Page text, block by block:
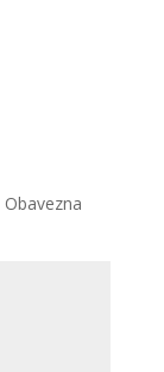
Obavezna